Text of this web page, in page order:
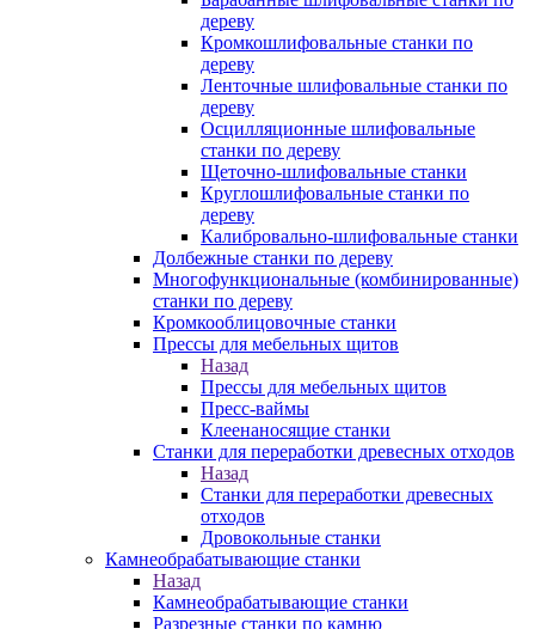
дереву
Кромкошлифовальные станки по
дереву
Ленточные шлифовальные станки по
дереву
Осцилляционные шлифовальные
станки по дереву
Щеточно-шлифовальные станки
Круглошлифовальные станки по
дереву
Калибровально-шлифовальные станки
Долбежные станки по дереву
Многофункциональные (комбинированные)
станки по дереву
Кромкооблицовочные станки
Прессы для мебельных щитов
Назад
Прессы для мебельных щитов
Пресс-ваймы
Клеенаносящие станки
Станки для переработки древесных отходов
Назад
Станки для переработки древесных
отходов
Дровокольные станки
Камнеобрабатывающие станки
Назад
Камнеобрабатывающие станки
Разрезные станки по камню